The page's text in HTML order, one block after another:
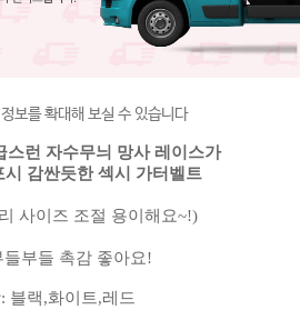
보를 확대해 보실 수 있습니다
스런 자수무늬 망사 레이스가
시 감싼듯한 섹시 가터벨트
사이즈 조절 용이해요~!)
들부들 촉감 좋아요!
: 블랙,화이트,레드